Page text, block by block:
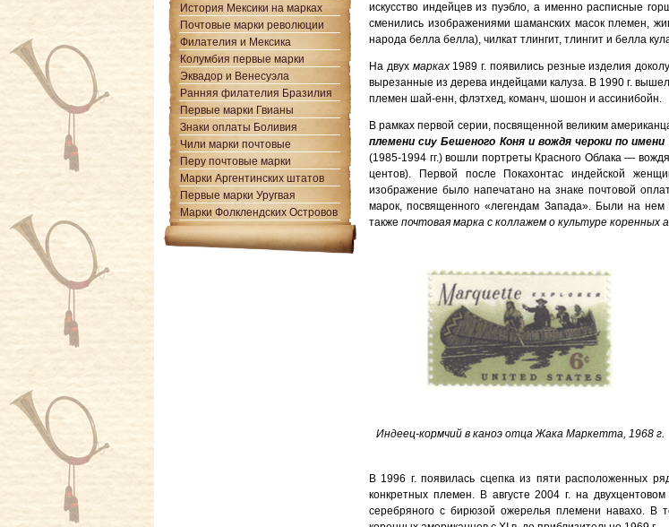
искусство индейцев из пуэбло, а именно расписные
сменились изображениями шаманских масок племен,
народа белла белла), чилкат тлингит, тлингит и белла
На двух марках1989 г. появились резные изделия
вырезанные из дерева индейцами калуза. В 1990 г.
племен шай-енн, флэтхед, команч, шошон и ассинибойн.
В рамках первой серии, посвященной великим
племени сиу Бешеного Коня и вождя чероки по имени
(1985-1994 гг.) вошли портреты Красного Облака —
центов). Первой после Покахонтас индейской
изображение было напечатано на знаке почтовой
марок, посвященного «легендам Запада». Были на
также почтовая марка с коллажем о культуре коренных
Индеец-кормчий в каноэ отца Жака Маркетта, 1968 г.
В 1996 г. появилась сцепка из пяти расположенных
конкретных племен. В августе 2004 г. на
серебряного с бирюзой ожерелья племени навахо. В
История Мексики на марках
Почтовые марки революции
Филателия и Мексика
Колумбия первые марки
Эквадор и Венесуэла
Ранняя филателия Бразилия
Первые марки Гвианы
Знаки оплаты Боливия
Чили марки почтовые
Перу почтовые марки
Марки Аргентинских штатов
Первые марки Уругвая
Марки Фолклендских Островов